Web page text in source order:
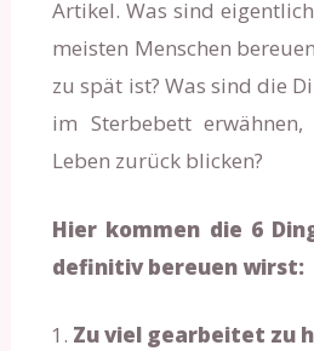
Artikel. Was sind
meisten Menschen
zu spät ist? Was sind die
im Sterbebett
Leben zurück blicken?
Hier kommen die 6
definitiv bereuen wirst:
Zu viel gearbeitet zu